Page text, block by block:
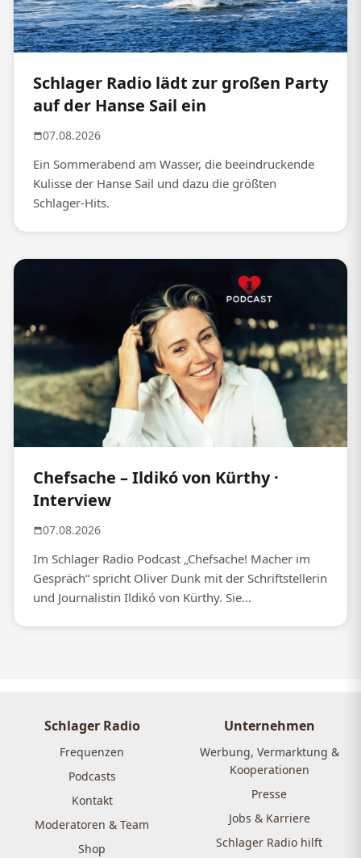
Schlager Radio lädt zur großen Party
auf der Hanse Sail ein
07.08.2026
Ein Sommerabend am Wasser, die beeindruckende
Kulisse der Hanse Sail und dazu die größten
Schlager-Hits.
Chefsache – Ildikó von Kürthy ·
Interview
07.08.2026
Im Schlager Radio Podcast „Chefsache! Macher im
Gespräch“ spricht Oliver Dunk mit der Schriftstellerin
und Journalistin Ildikó von Kürthy. Sie...
Schlager Radio
Frequenzen
Podcasts
Kontakt
Moderatoren & Team
Shop
Unternehmen
Werbung, Vermarktung &
Kooperationen
Presse
Jobs & Karriere
Schlager Radio hilft